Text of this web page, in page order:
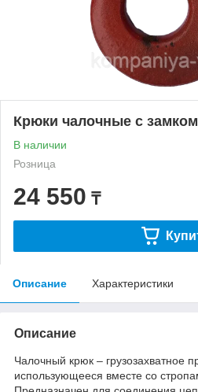
Крюки чалочные с замком
В наличии
Розница
24 550 ₸
Описание Характеристики
Описание
Чалочный крюк – грузозахватное
использующееся вместе со